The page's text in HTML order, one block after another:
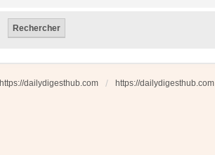
https://dailydigesthub.com https://dailydigesthub.com